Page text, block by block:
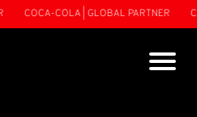
COCA-COLA | GLOBAL PARTNER